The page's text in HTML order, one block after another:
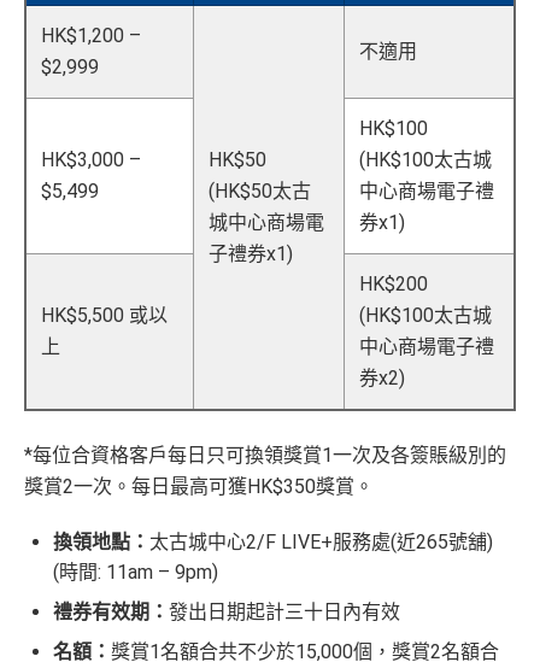
HK$1,200 –
$2,999
HK$50
(HK$50太古
城中心商場電
子禮券x1)
不適用
HK$3,000 –
$5,499
HK$100
(HK$100太古城
中心商場電子禮
券x1)
HK$5,500 或以
上
HK$200
(HK$100太古城
中心商場電子禮
券x2)
*每位合資格客戶每日只可換領獎賞1一次及各簽賬級別的
獎賞2一次。每日最高可獲HK$350獎賞。
換領地點： 太古城中心2/F LIVE+服務處(近265號舖)
(時間: 11am – 9pm)
禮券有效期： 發出日期起計三十日內有效
名額： 獎賞1名額合共不少於15,000個，獎賞2名額合